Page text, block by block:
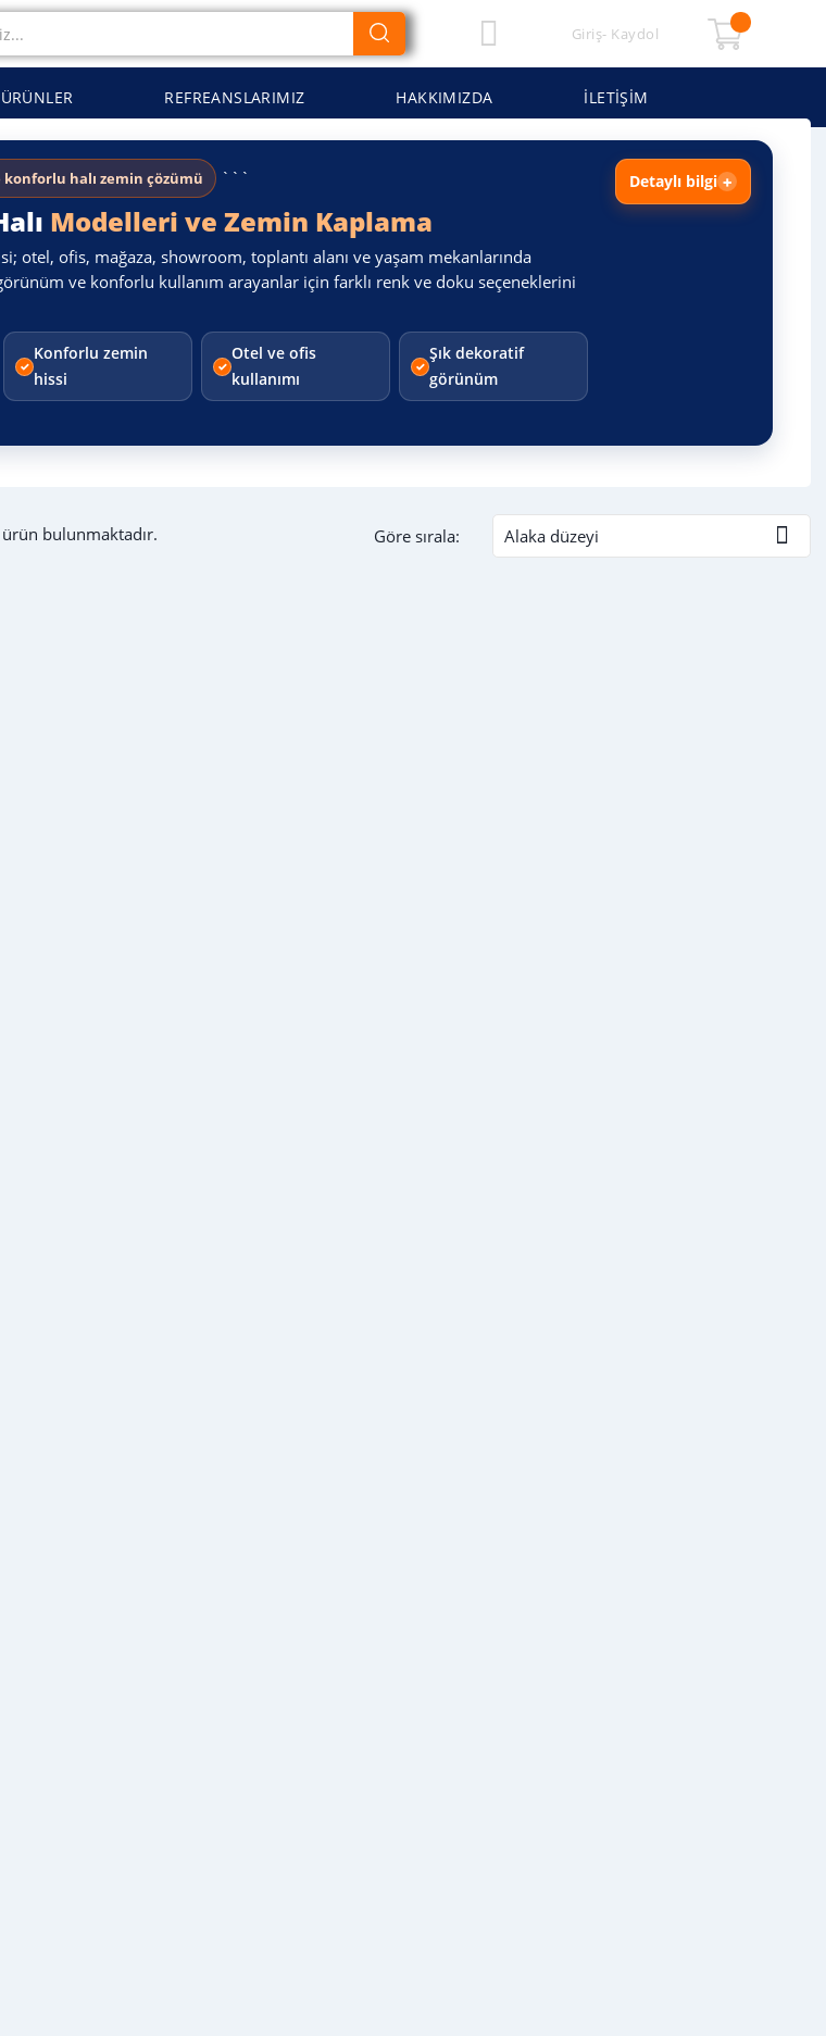
Giriş- Kaydol My Cart
REFREANSLARIMIZ HAKKIMIZDA İLETIŞIM
konforlu halı zemin çözümü ```
Modelleri ve Zemin Kaplama
otel, ofis, mağaza, showroom, toplantı alanı ve yaşam mekanlarında
ve konforlu kullanım arayanlar için farklı renk ve doku seçeneklerini
Konforlu zemin
hissi
Otel ve ofis
kullanımı
Şık dekoratif
görünüm
Detaylı bilgi
bulunmaktadır. Göre sırala: Alaka düzeyi 